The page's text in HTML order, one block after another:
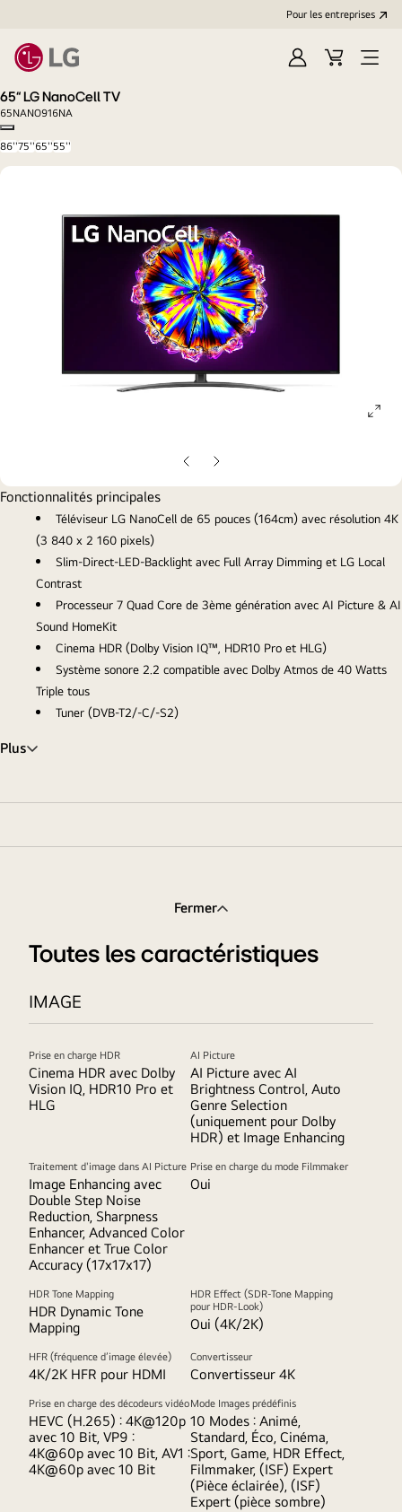
Pour les entreprises
Se
Panier
65“ LG NanoCell TV
65NANO916NA
Copy model name
86''75''65''55''
Diapositive
précédente
Diapositive
suivante
Fonctionnalités principales
Téléviseur LG NanoCell de 65 pouces (164cm) avec résolution 4K
(3 840 x 2 160 pixels)
Slim-Direct-LED-Backlight avec Full Array Dimming et LG Local
Contrast
Processeur 7 Quad Core de 3ème génération avec AI Picture & AI
Sound HomeKit
Cinema HDR (Dolby Vision IQ™, HDR10 Pro et HLG)
Système sonore 2.2 compatible avec Dolby Atmos de 40 Watts
Triple tous
Tuner (DVB-T2/-C/-S2)
Plus
Fermer
Toutes les caractéristiques
IMAGE
Prise en charge HDR
Cinema HDR avec Dolby
Vision IQ, HDR10 Pro et
HLG
AI Picture
AI Picture avec AI
Brightness Control, Auto
Genre Selection
(uniquement pour Dolby
HDR) et Image Enhancing
Traitement d'image dans AI Picture
Image Enhancing avec
Double Step Noise
Reduction, Sharpness
Enhancer, Advanced Color
Enhancer et True Color
Accuracy (17x17x17)
Prise en charge du mode Filmmaker
Oui
HDR Tone Mapping
HDR Dynamic Tone
Mapping
HDR Effect (SDR-Tone Mapping
pour HDR-Look)
Oui (4K/2K)
HFR (fréquence d’image élevée)
4K/2K HFR pour HDMI
Convertisseur
Convertisseur 4K
Prise en charge des décodeurs vidéo
HEVC (H.265) : 4K@120p
avec 10 Bit, VP9 :
4K@60p avec 10 Bit, AV1 :
4K@60p avec 10 Bit
Mode Images prédéfinis
10 Modes : Animé,
Standard, Éco, Cinéma,
Sport, Game, HDR Effect,
Filmmaker, (ISF) Expert
(Pièce éclairée), (ISF)
Expert (pièce sombre)